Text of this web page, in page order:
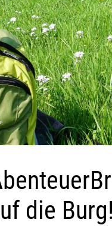
die Burg!